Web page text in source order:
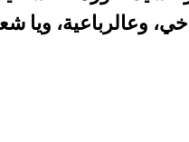
وعالرباعية، ويا